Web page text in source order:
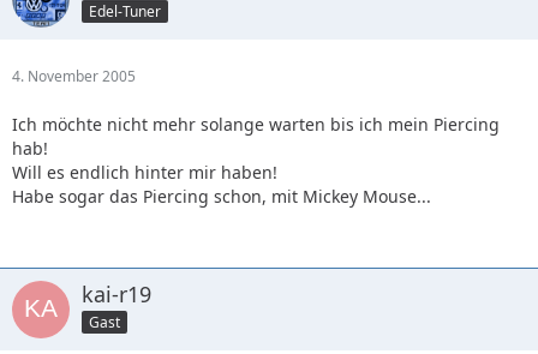
Edel-Tuner
4. November 2005
Ich möchte nicht mehr solange warten bis ich mein Piercing
hab!
Will es endlich hinter mir haben!
Habe sogar das Piercing schon, mit Mickey Mouse...
kai-r19
Gast